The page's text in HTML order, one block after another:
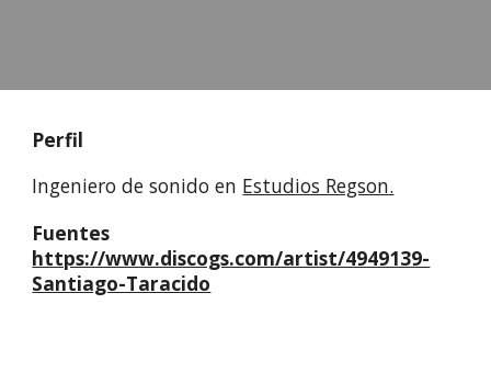
Perfil
Ingeniero de sonido en Estudios Regson.
Fuentes
https://www.discogs.com/artist/4949139-
Santiago-Taracido